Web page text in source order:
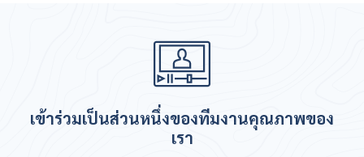
เข้าร่วมเป็นส่วนหนึ่งของทีมงานคุณภาพของ
เรา